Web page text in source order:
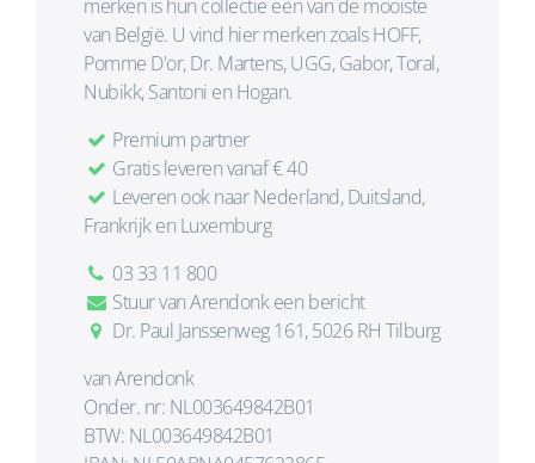
merken is hun collectie een van de mooiste
van België. U vind hier merken zoals HOFF,
Pomme D'or, Dr. Martens, UGG, Gabor, Toral,
Nubikk, Santoni en Hogan.
Premium partner
Gratis leveren vanaf € 40
Leveren ook naar Nederland, Duitsland,
Frankrijk en Luxemburg
03 33 11 800
Stuur van Arendonk een bericht
Dr. Paul Janssenweg 161, 5026 RH Tilburg
van Arendonk
Onder. nr: NL003649842B01
BTW: NL003649842B01